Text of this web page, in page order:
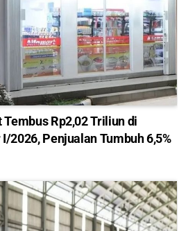
Rp2,02 Triliun di
2026, Penjualan Tumbuh 6,5%